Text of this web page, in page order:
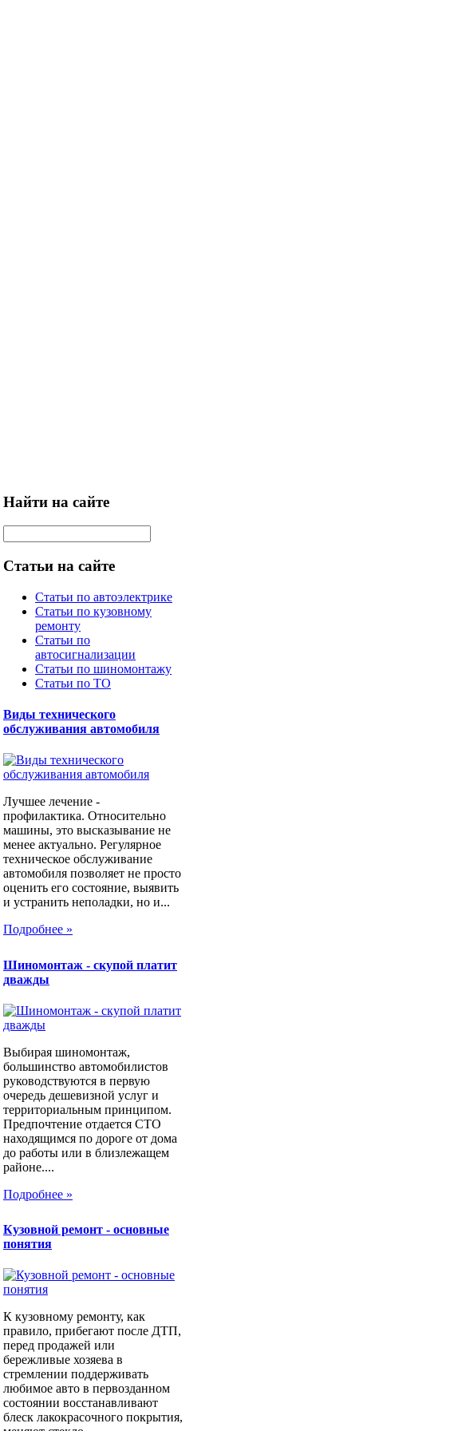
Найти на сайте
Статьи на сайте
Статьи по автоэлектрике
Статьи по кузовному
ремонту
Статьи по
автосигнализации
Статьи по шиномонтажу
Статьи по ТО
Виды технического
обслуживания автомобиля
Лучшее лечение -
профилактика. Относительно
машины, это высказывание не
менее актуально. Регулярное
техническое обслуживание
автомобиля позволяет не просто
оценить его состояние, выявить
и устранить неполадки, но и...
Подробнее »
Шиномонтаж - скупой платит
дважды
Выбирая шиномонтаж,
большинство автомобилистов
руководствуются в первую
очередь дешевизной услуг и
территориальным принципом.
Предпочтение отдается СТО
находящимся по дороге от дома
до работы или в близлежащем
районе....
Подробнее »
Кузовной ремонт - основные
понятия
К кузовному ремонту, как
правило, прибегают после ДТП,
перед продажей или
бережливые хозяева в
стремлении поддерживать
любимое авто в первозданном
состоянии восстанавливают
блеск лакокрасочного покрытия,